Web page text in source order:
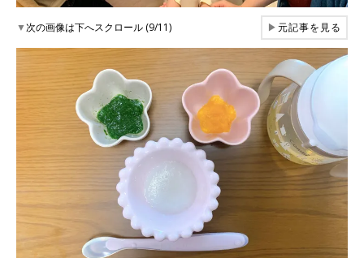
▼次の画像は下へスクロール (9/11) ▶元記事を見る